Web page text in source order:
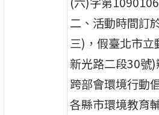
二、活動時間訂
三)，假臺北市
新光路二段30號
跨部會環境行動
各縣市環境教育